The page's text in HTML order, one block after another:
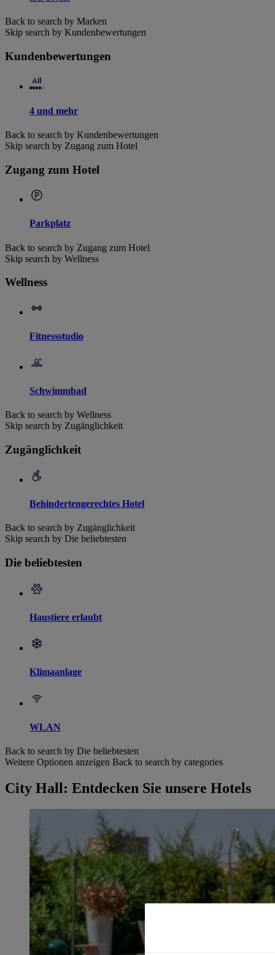
Back to search by Marken
Skip search by Kundenbewertungen
Kundenbewertungen
4 und mehr
Back to search by Kundenbewertungen
Skip search by Zugang zum Hotel
Zugang zum Hotel
Parkplatz
Back to search by Zugang zum Hotel
Skip search by Wellness
Wellness
Fitnessstudio
Schwimmbad
Back to search by Wellness
Skip search by Zugänglichkeit
Zugänglichkeit
Behindertengerechtes Hotel
Back to search by Zugänglichkeit
Skip search by Die beliebtesten
Die beliebtesten
Haustiere erlaubt
Klimaanlage
WLAN
Back to search by Die beliebtesten
Weitere Optionen anzeigen Back to search by categories
City Hall: Entdecken Sie unsere Hotels